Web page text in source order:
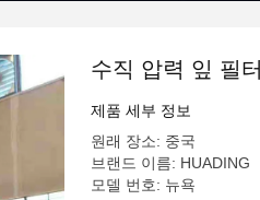
수직 압력 잎 필터
제품 세부 정보
원래 장소: 중국
브랜드 이름: HUADING
모델 번호: 뉴욕